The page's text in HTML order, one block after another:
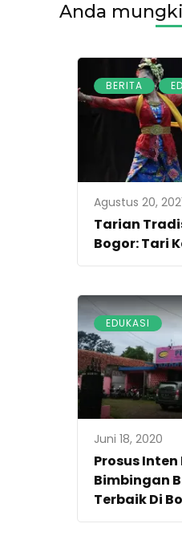
Anda
BERITA ,
Agustus 20,
Tarian
Bogor: Tari
EDUKASI
Juni 18, 2020
Prosus Inten
Bimbingan
Terbaik Di